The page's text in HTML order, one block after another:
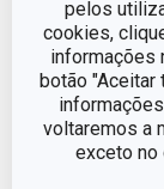
pelos
cookies,
informações
botão "Aceitar
voltaremos a
exceto no
Prensa p/
nutritivas
€ 29,90
€ 24,95